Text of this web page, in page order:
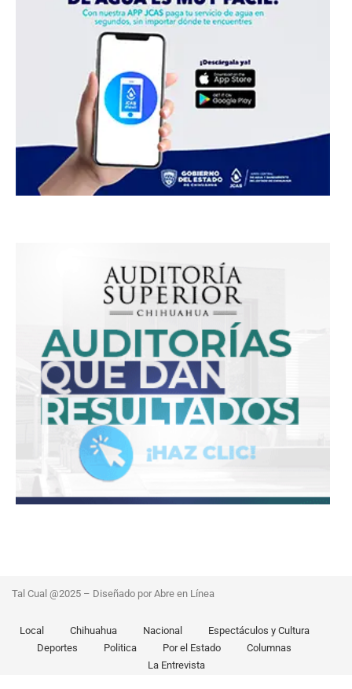
Tal Cual @2025 – Diseñado por Abre en Línea
Local Chihuahua Nacional
Espectáculos y Cultura
Deportes
Politica Por el Estado
Columnas
La Entrevista